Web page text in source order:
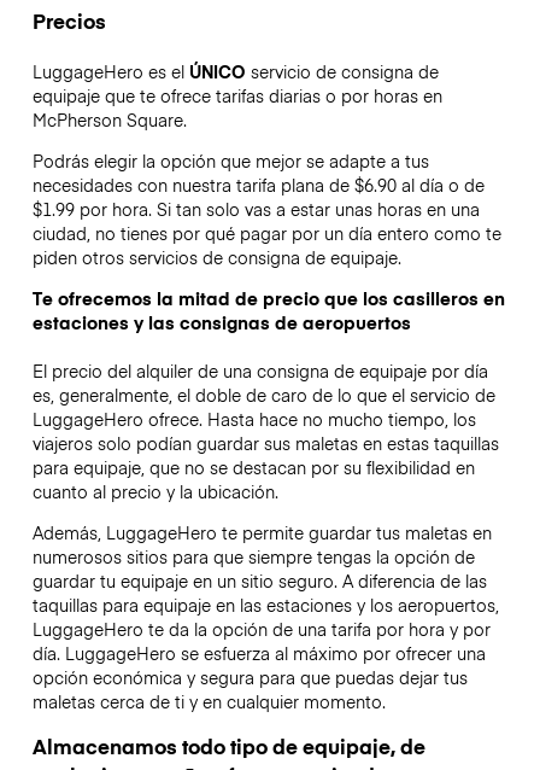
Precios
LuggageHero es el ÚNICO servicio de consigna de
equipaje que te ofrece tarifas diarias o por horas en
McPherson Square.
Podrás elegir la opción que mejor se adapte a tus
necesidades con nuestra tarifa plana de $6.90 al día o de
$1.99 por hora. Si tan solo vas a estar unas horas en una
ciudad, no tienes por qué pagar por un día entero como te
piden otros servicios de consigna de equipaje.
Te ofrecemos la mitad de precio que los casilleros en
estaciones y las consignas de aeropuertos
El precio del alquiler de una consigna de equipaje por día
es, generalmente, el doble de caro de lo que el servicio de
LuggageHero ofrece. Hasta hace no mucho tiempo, los
viajeros solo podían guardar sus maletas en estas taquillas
para equipaje, que no se destacan por su flexibilidad en
cuanto al precio y la ubicación.
Además, LuggageHero te permite guardar tus maletas en
numerosos sitios para que siempre tengas la opción de
guardar tu equipaje en un sitio seguro. A diferencia de las
taquillas para equipaje en las estaciones y los aeropuertos,
LuggageHero te da la opción de una tarifa por hora y por
día. LuggageHero se esfuerza al máximo por ofrecer una
opción económica y segura para que puedas dejar tus
maletas cerca de ti y en cualquier momento.
Almacenamos todo tipo de equipaje, de